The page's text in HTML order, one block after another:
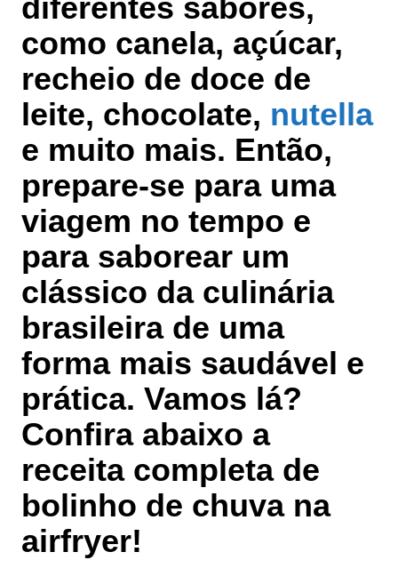
diferentes sabores,
como canela, açúcar,
recheio de doce de
leite, chocolate, nutella
e muito mais. Então,
prepare-se para uma
viagem no tempo e
para saborear um
clássico da culinária
brasileira de uma
forma mais saudável e
prática. Vamos lá?
Confira abaixo a
receita completa de
bolinho de chuva na
airfryer!